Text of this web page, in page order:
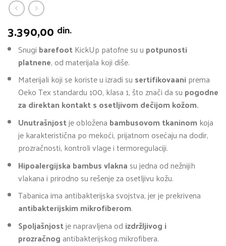
3.390,00 din.
Snugi barefootKickUp patofne su u potpunosti
platnene, od materijala koji diše.
Materijali koji se koriste u izradi su sertifikovaani prema
Oeko Tex standardu 100, klasa 1, što znači da su pogodne
za direktan kontakt s osetljivom dečijom kožom.
Unutrašnjostje obložena bambusovom tkaninom koja
je karakteristična po mekoći, prijatnom osećaju na dodir,
prozračnosti, kontroli vlage i termoregulaciji.
Hipoalergijska bambus vlakna su jedna od nežnijih
vlakana i prirodno su rešenje za osetljivu kožu.
Tabanica ima antibakterijska svojstva, jer je prekrivena
antibakterijskim mikrofiberom.
Spoljašnjostje napravljena od izdržljivog i
prozračnogantibakterijskog mikrofibera.